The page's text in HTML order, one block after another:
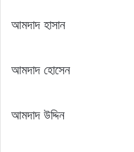
আমদাদ হাসান
আমদাদ হোসেন
আমদাদ উদ্দিন